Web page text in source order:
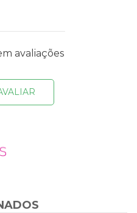
avaliações